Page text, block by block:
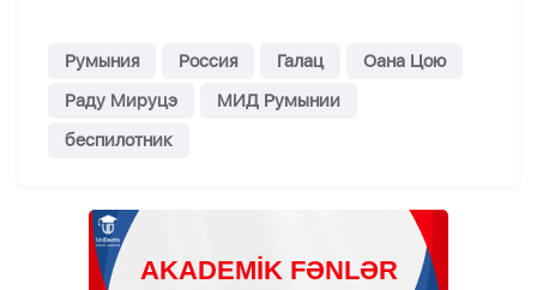
Румыния Россия Галац
Оана Цою
Раду Мируцэ
МИД Румынии
беспилотник